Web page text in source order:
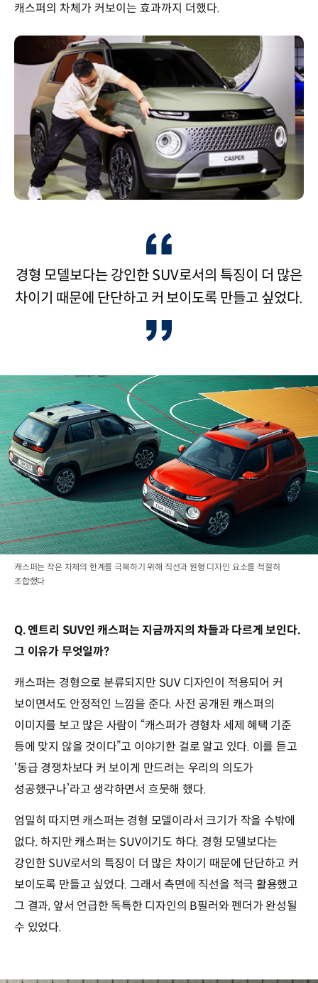
캐스퍼의 차체가 커보이는 효과까지 더했다.
경형 모델보다는 강인한 SUV로서의 특징이 더 많은
차이기 때문에 단단하고 커 보이도록 만들고 싶었다.
캐스퍼는 작은 차체의 한계를 극복하기 위해 직선과 원형 디자인 요소를 적절히
조합했다
Q. 엔트리 SUV인 캐스퍼는 지금까지의 차들과 다르게 보인다.
그 이유가 무엇일까?
캐스퍼는 경형으로 분류되지만 SUV 디자인이 적용되어 커
보이면서도 안정적인 느낌을 준다. 사전 공개된 캐스퍼의
이미지를 보고 많은 사람이 “캐스퍼가 경형차 세제 혜택 기준
등에 맞지 않을 것이다”고 이야기한 걸로 알고 있다. 이를 듣고
‘동급 경쟁차보다 커 보이게 만드려는 우리의 의도가
성공했구나’라고 생각하면서 흐뭇해 했다.
엄밀히 따지면 캐스퍼는 경형 모델이라서 크기가 작을 수밖에
없다. 하지만 캐스퍼는 SUV이기도 하다. 경형 모델보다는
강인한 SUV로서의 특징이 더 많은 차이기 때문에 단단하고 커
보이도록 만들고 싶었다. 그래서 측면에 직선을 적극 활용했고
그 결과, 앞서 언급한 독특한 디자인의 B필러와 펜더가 완성될
수 있었다.